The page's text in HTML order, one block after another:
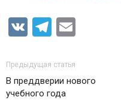
VK Telegram
Предыдущая статья
В преддверии нового
учебного года